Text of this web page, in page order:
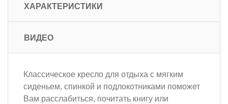
ХАРАКТЕРИСТИКИ
ВИДЕО
Классическое кресло для отдыха с мягким
сиденьем, спинкой и подлокотниками поможет
Вам расслабиться, почитать книгу или